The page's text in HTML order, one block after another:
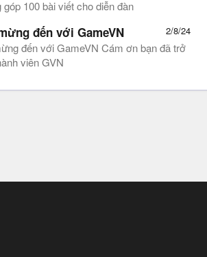
góp 100 bài viết cho diễn đàn
2/8/24
đến với GameVN
đến với GameVN Cám ơn bạn đã trở
viên GVN